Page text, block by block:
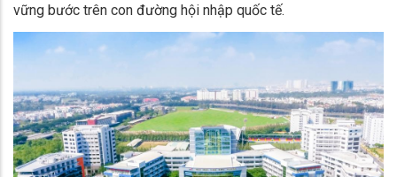
vững bước trên con đường hội nhập quốc tế.